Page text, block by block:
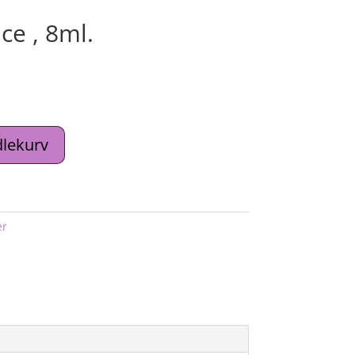
, 8ml.